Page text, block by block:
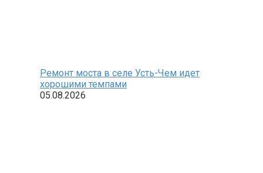
Ремонт моста в селе Усть-Чем идет
хорошими темпами
05.08.2026